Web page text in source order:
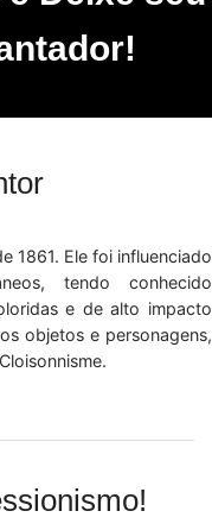
1861. Ele foi influenciado
tendo conhecido
e de alto impacto
objetos e personagens,